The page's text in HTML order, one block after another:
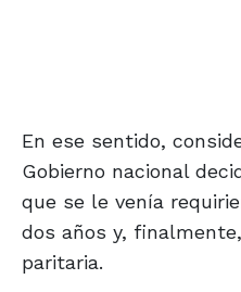
En ese sentido,
Gobierno nacional
que se le venía
dos años y,
paritaria.